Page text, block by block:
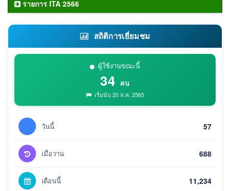
รายการ ITA 2566
สถิติการเยี่ยมชม
ผู้ใช้งานขณะนี้
34 คน
เริ่มนับ 20 ส.ค. 2565
วันนี้ 57
เมื่อวาน 688
เดือนนี้ 11,234